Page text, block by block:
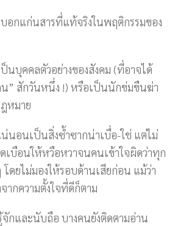
อกแก่นสารที่แท้จริงในพฤติกรรมของ
นบุคคลตัวอย่างของสังคม (ที่อาจได้
” สักวันหนึ่ง !) หรือเป็นนักข่มขืนฆ่า
หมาย
น่นอนเป็นสิ่งซ้ำซากน่าเบื่อ-ใช่ แต่ไม่
เบือนให้หวือหวาจนคนเข้าใจผิดว่าทุก
โดยไม่มองให้รอบด้านเสียก่อน แม้ว่า
กความตั้งใจที่ดีก็ตาม
กและนับถือ บางคนยังติดตามอ่าน